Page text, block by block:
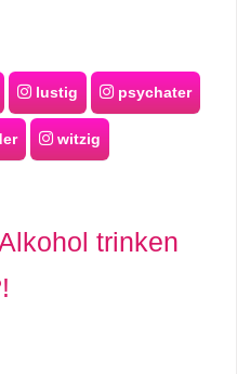
lustig psychater
witzig
trinken